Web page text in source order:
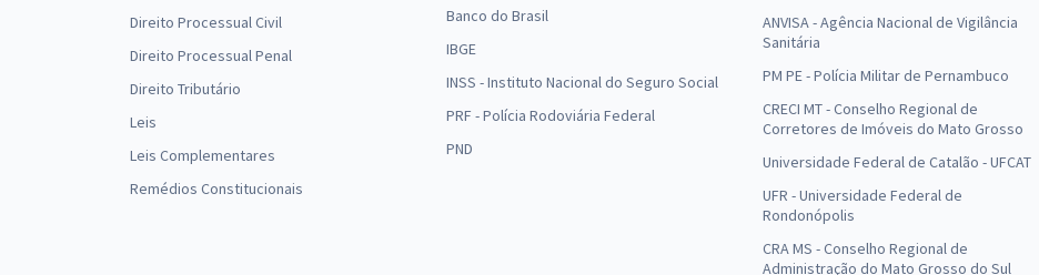
Direito Processual Civil
Direito Processual Penal
Direito Tributário
Leis
Leis Complementares
Remédios Constitucionais
Banco do Brasil
IBGE
INSS - Instituto Nacional do Seguro Social
PRF - Polícia Rodoviária Federal
PND
ANVISA - Agência Nacional de Vigilância
Sanitária
PM PE - Polícia Militar de Pernambuco
CRECI MT - Conselho Regional de
Corretores de Imóveis do Mato Grosso
Universidade Federal de Catalão - UFCAT
UFR - Universidade Federal de
Rondonópolis
CRA MS - Conselho Regional de
Administração do Mato Grosso do Sul